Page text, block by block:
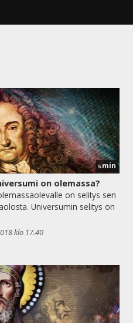
5min
on olemassa?
on selitys sen
Universumin selitys on
klo 17.40